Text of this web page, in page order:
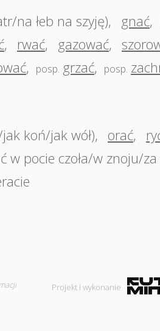
na łeb na szyję), gnać,
, rwać, gazować,
, posp. grzać, posp.
koń/jak wół), orać,
w pocie czoła/w znoju/
Projekt i wykonanie